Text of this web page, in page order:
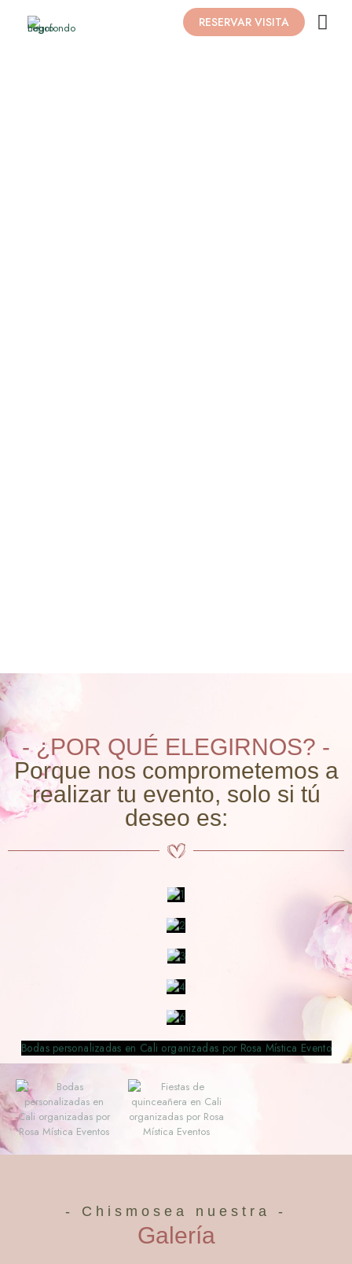
RESERVAR VISITA
- ¿POR QUÉ ELEGIRNOS? -
Porque nos comprometemos a
realizar tu evento, solo si tú
deseo es:
- Chismosea nuestra -
Galería